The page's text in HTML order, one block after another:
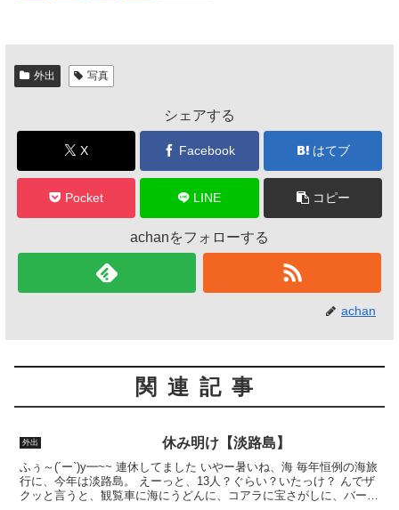
c
e
b
o
k
tt
er
e
外出 写真
シェアする
X Facebook はてブ
Pocket LINE コピー
achanをフォローする
achan
関連記事
外出 休み明け【淡路島】
ふぅ～(´ー`)y━~~ 連休してました いやー暑いね、海 毎年恒例の海旅
行に、今年は淡路島。 えーっと、13人？ぐらい？いたっけ？ んでザ
クッと言うと、観覧車に海にうどんに、コアラに宝さがしに、バーベ